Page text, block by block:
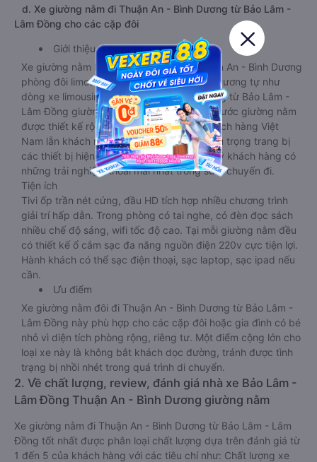
d. Xe giường nằm đi Thuận An - Bình Dương từ Bảo Lâm -
Lâm Đồng cho các cặp đôi
Giới thiệu
Xe giường nằm Bảo Lâm - Lâm Đồng Thuận An - Bình Dương
phòng đôi limousine là dòng xe có thiết kế tương tự như
dòng xe limousine đi Thuận An - Bình Dương từ Bảo Lâm -
Lâm Đồng giường phòng. Tuy nhiên kích thước giường nằm
được thiết kế rộng hơn, phù hợp với cả khách hàng Việt
Nam lẫn khách nước ngoài. Nhà xe vẫn chú trọng trang bị
các thiết bị hiện đại nhằm đảm bảo cho quý khách hàng có
những trải nghiệm thoải mái nhất trong suốt chuyến đi.
Tiện ích
Tivi ốp trần nét cứng, đầu HD tích hợp nhiều chương trình
giải trí hấp dẫn. Trong phòng có tai nghe, có đèn đọc sách
nhiều chế độ sáng, wifi tốc độ cao. Tại mỗi giường nằm đều
có thiết kế ổ cắm sạc đa năng nguồn điện 220v cực tiện lợi.
Hành khách có thể sạc điện thoại, sạc laptop, sạc ipad nếu
cần.
Ưu điểm
Xe giường nằm đôi đi Thuận An - Bình Dương từ Bảo Lâm -
Lâm Đồng này phù hợp cho các cặp đôi hoặc gia đình có bé
nhỏ vì diện tích phòng rộng, riêng tư. Một điểm cộng lớn cho
loại xe này là không bắt khách dọc đường, tránh được tình
trạng bị nhồi nhét trong quá trình di chuyển.
2. Về chất lượng, review, đánh giá nhà xe Bảo Lâm -
Lâm Đồng Thuận An - Bình Dương giường nằm
Xe giường nằm đi Thuận An - Bình Dương từ Bảo Lâm - Lâm
Đồng tốt nhất được phân loại chất lượng dựa trên đánh giá từ
1 đến 5 của khách hàng với các tiêu chí như: Chất lượng xe